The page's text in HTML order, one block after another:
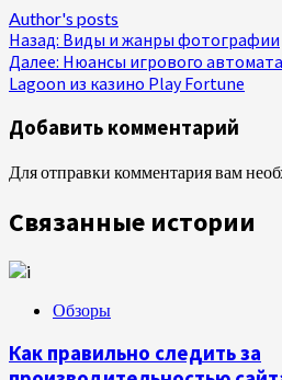
Author's posts
Продолжить
чтение
Назад: Виды и жанры фотографии
Далее: Нюансы игрового
Lagoon из казино Play Fortune
Добавить комментарий
Для отправки комментария вам
Связанные истории
Обзоры
Как правильно следить за